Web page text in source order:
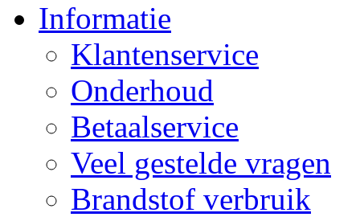
Informatie
Klantenservice
Onderhoud
Betaalservice
Veel gestelde vragen
Brandstof verbruik